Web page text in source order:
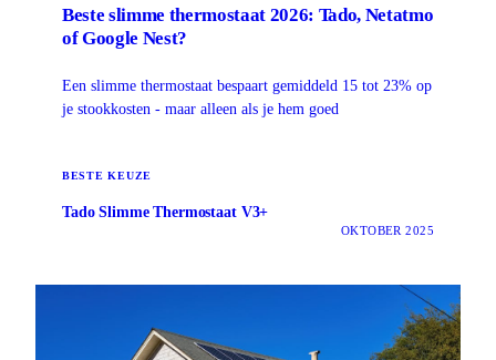
Beste slimme thermostaat 2026: Tado, Netatmo
of Google Nest?
Een slimme thermostaat bespaart gemiddeld 15 tot 23% op
je stookkosten - maar alleen als je hem goed
BESTE KEUZE
Tado Slimme Thermostaat V3+
OKTOBER 2025